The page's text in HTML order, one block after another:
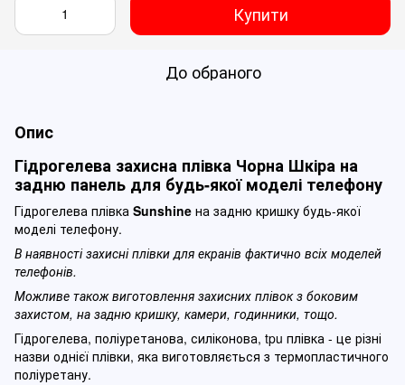
Купити
До обраного
Опис
Гідрогелева захисна плівка Чорна Шкіра на
задню панель для будь-якої моделі телефону
Гідрогелева плівка Sunshine на задню кришку будь-якої
моделі телефону.
В наявності захисні плівки для екранів фактично всіх моделей
телефонів.
Можливе також виготовлення захисних плівок з боковим
захистом, на задню кришку, камери, годинники, тощо.
Гідрогелева, поліуретанова, силіконова, tpu плівка - це різні
назви однієї плівки, яка виготовляється з термопластичного
поліуретану.